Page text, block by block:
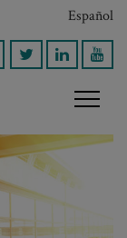
Español